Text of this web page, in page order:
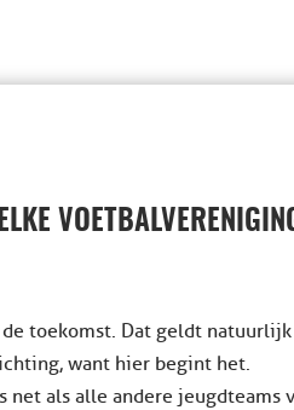
toekomst. Dat geldt
want hier begint het.
net als alle andere jeugdteams